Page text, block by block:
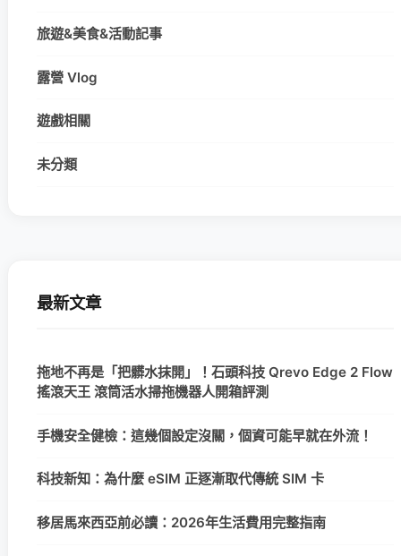
旅遊&美食&活動記事
露營 Vlog
遊戲相關
未分類
最新文章
拖地不再是「把髒水抹開」！石頭科技 Qrevo Edge 2 Flow
搖滾天王 滾筒活水掃拖機器人開箱評測
手機安全健檢：這幾個設定沒關，個資可能早就在外流！
科技新知：為什麼 eSIM 正逐漸取代傳統 SIM 卡
移居馬來西亞前必讀：2026年生活費用完整指南